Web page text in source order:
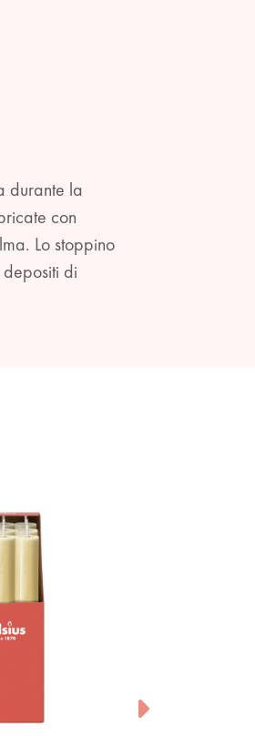
durante la
con
Lo stoppino
di